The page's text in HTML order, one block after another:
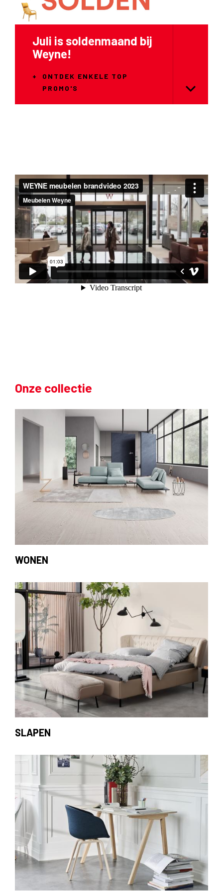
Nieuw in ons gamma
ONTDEK ONZE
BUITENCOLLECTIE VAN
NARDI
Onze collectie
WONEN
SLAPEN